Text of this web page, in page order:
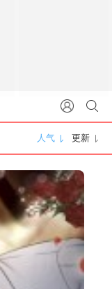
人气 更新